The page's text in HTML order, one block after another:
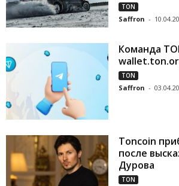
TON
Saffron -
Команда
TON
Saffron -
Toncoin
после
Дурова
TON